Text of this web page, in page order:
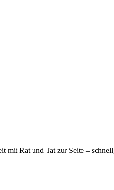
mit Rat und Tat zur Seite –